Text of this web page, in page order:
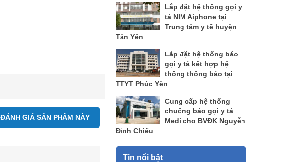
ĐÁNH GIÁ SẢN PHẨM NÀY
Lắp đặt hệ thống gọi y
tá NIM Aiphone tại
Trung tâm y tế huyện
Tân Yên
Lắp đặt hệ thống báo
gọi y tá kết hợp hệ
thống thông báo tại
TTYT Phúc Yên
Cung cấp hệ thống
chuông báo gọi y tá
Medi cho BVĐK Nguyễn
Đình Chiểu
Tin nổi bật